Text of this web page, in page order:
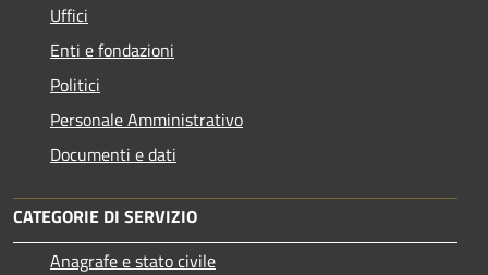
Uffici
Enti e fondazioni
Politici
Personale Amministrativo
Documenti e dati
CATEGORIE DI SERVIZIO
Anagrafe e stato civile